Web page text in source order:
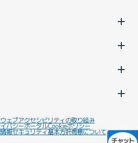
ウェブアクセシビリティの取り組み
バシーポータルCookieポリシー
情報セキュリティ基本方針商標について